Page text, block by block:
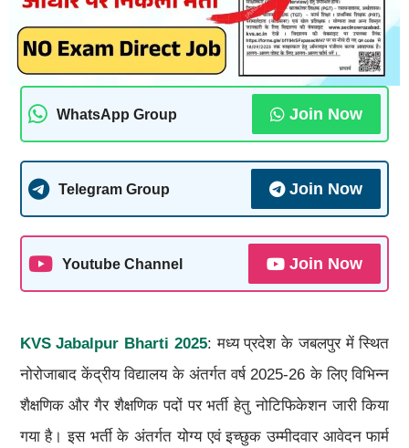
WhatsApp Group Join Now
Telegram Group Join Now
Youtube Channel Join Now
KVS Jabalpur Bharti 2025: मध्य प्रदेश के जबलपुर में स्थित
नोरोजाबाद केंद्रीय विद्यालय के अंतर्गत वर्ष 2025-26 के लिए विभिन्न
शैक्षणिक और गैर शैक्षणिक पदों पर भर्ती हेतु नोटिफिकेशन जारी किया
गया है। इस भर्ती के अंतर्गत योग्य एवं इच्छुक उम्मीदवार आवेदन फार्म